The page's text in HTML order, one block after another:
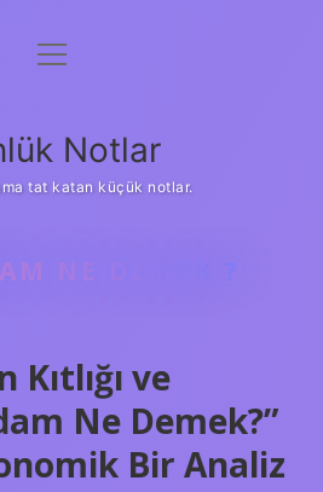
Anasayfa
Yasal Uyarı
menüyü
Notlar
tat katan küçük notlar.
NE DEMEK ?
Kıtlığı ve
Ne Demek?”
Bir Analiz